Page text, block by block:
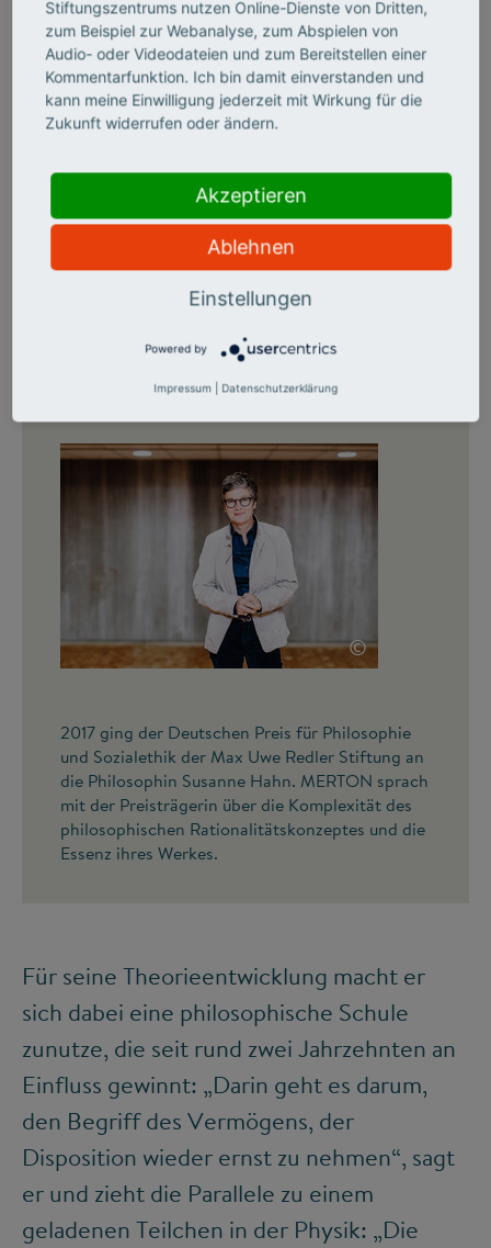
handelt aktiv. Zweitens: Der Mensch ist Teil
der Natur, seine Handlungen müssen
deshalb in der Natur verortet sein. Und
sind intentional erklärbar.
Jury lobt ungewöhnlichen Zugang zum Fach
und Originalität der Gedankenführung
Weitere Artikel
©
2017 ging der Deutschen Preis für Philosophie
und Sozialethik der Max Uwe Redler Stiftung an
die Philosophin Susanne Hahn. MERTON sprach
mit der Preisträgerin über die Komplexität des
philosophischen Rationalitätskonzeptes und die
Essenz ihres Werkes.
Für seine Theorieentwicklung macht er
sich dabei eine philosophische Schule
zunutze, die seit rund zwei Jahrzehnten an
Einfluss gewinnt: „Darin geht es darum,
den Begriff des Vermögens, der
Disposition wieder ernst zu nehmen“, sagt
er und zieht die Parallele zu einem
geladenen Teilchen in der Physik: „Die
Stiftungszentrums nutzen Online-Dienste von Dritten,
zum Beispiel zur Webanalyse, zum Abspielen von
Audio- oder Videodateien und zum Bereitstellen einer
Kommentarfunktion. Ich bin damit einverstanden und
kann meine Einwilligung jederzeit mit Wirkung für die
Zukunft widerrufen oder ändern.
Akzeptieren
Ablehnen
Einstellungen
Powered by
Impressum Datenschutzerklärung